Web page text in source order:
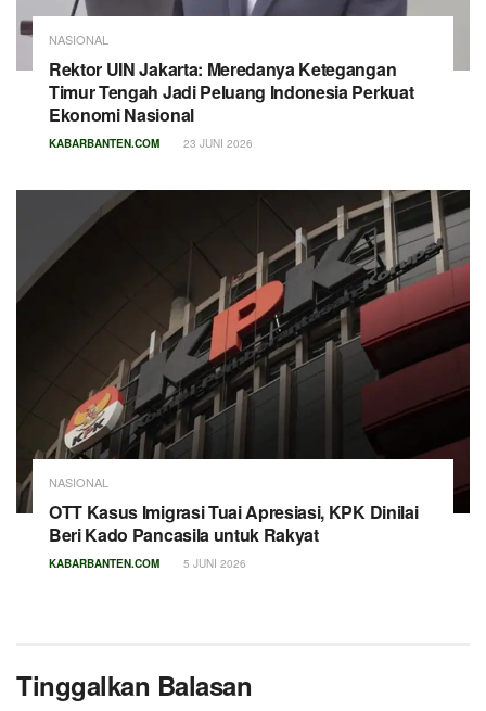
NASIONAL
Rektor UIN Jakarta: Meredanya Ketegangan
Timur Tengah Jadi Peluang Indonesia Perkuat
Ekonomi Nasional
KABARBANTEN.COM 23 JUNI 2026
NASIONAL
OTT Kasus Imigrasi Tuai Apresiasi, KPK Dinilai
Beri Kado Pancasila untuk Rakyat
KABARBANTEN.COM 5 JUNI 2026
Tinggalkan Balasan